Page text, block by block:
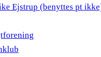
Ejstrup (benyttes pt